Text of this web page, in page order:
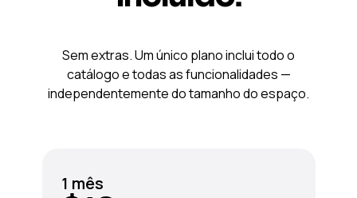
1 mês
Sem extras. Um único plano inclui todo o
catálogo e todas as funcionalidades —
independentemente do tamanho do espaço.